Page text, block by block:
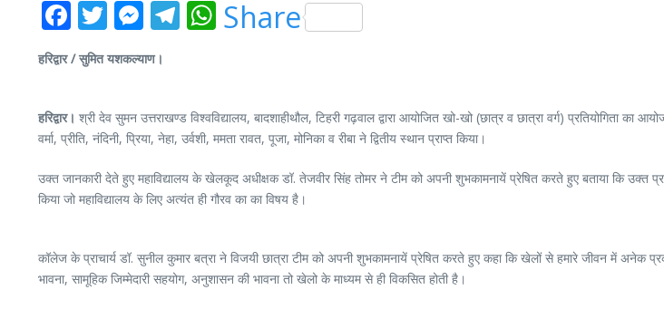
Facebook
Twitter
Messenger
Telegram
WhatsApp
Share
हरिद्वार / सुमित यशकल्याण।
हरिद्वार। श्री देव सुमन उत्तराखण्ड विश्वविद्यालय, बादशाहीथौल, टिहरी गढ़वाल द्वारा आयोजित खो-खो (छात्र व छात्रा वर्ग) प्रतियोगिता का
वर्मा, प्रीति, नंदिनी, प्रिया, नेहा, उर्वशी, ममता रावत, पूजा, मोनिका व रीबा ने द्वितीय स्थान प्राप्त किया।
उक्त जानकारी देते हुए महाविद्यालय के खेलकूद अधीक्षक डॉ. तेजवीर सिंह तोमर ने टीम को अपनी शुभकामनायें प्रेषित करते हुए बताया कि उक्त
किया जो महाविद्यालय के लिए अत्यंत ही गौरव का का विषय है।
कॉलेज के प्राचार्य डॉ. सुनील कुमार बत्रा ने विजयी छात्रा टीम को अपनी शुभकामनायें प्रेषित करते हुए कहा कि खेलों से हमारे जीवन में अनेक
भावना, सामूहिक जिम्मेदारी सहयोग, अनुशासन की भावना तो खेलो के माध्यम से ही विकसित होती है।